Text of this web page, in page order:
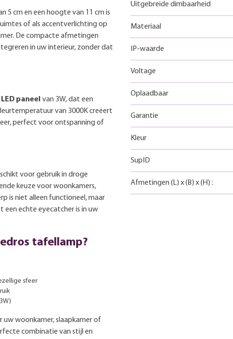
5 cm en een hoogte van 11 cm is
of als accentverlichting op
De compacte afmetingen
in uw interieur, zonder dat
LED paneel van 3W, dat een
van 3000K creëert
perfect voor ontspanning of
voor gebruik in droge
keuze voor woonkamers,
is niet alleen functioneel, maar
een echte eyecatcher is in uw
tafellamp?
sfeer
woonkamer, slaapkamer of
combinatie van stijl en
Uitgebreide dimbaarheid
Materiaal
IP-waarde
Voltage
Oplaadbaar
Garantie
Kleur
SupID
Afmetingen (L) x(B) x(H) :